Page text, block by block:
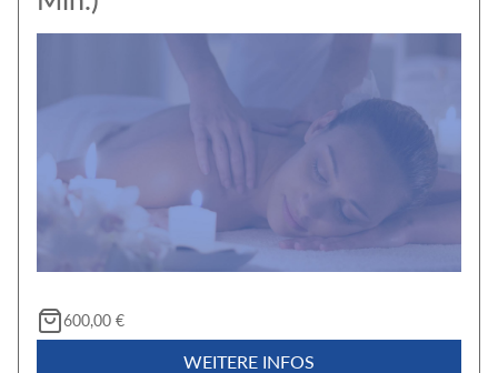
600,00 €
WEITERE INFOS